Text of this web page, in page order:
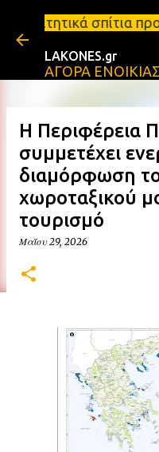
Μετάβαση
προς ενοικίαση
LAKONES.gr
ΑΓΟΡΑ
Η Περιφέρεια
συμμετέχει
διαμόρφωση
χωροταξικού
τουρισμό
Μαΐου 29, 2026